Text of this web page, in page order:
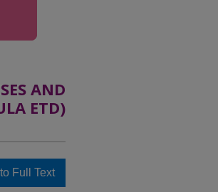
AND
ETD)
Full Text